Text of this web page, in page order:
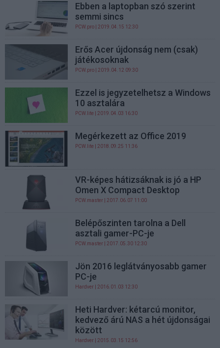
Ebben a laptopban szó szerint
semmi sincs
PCW.pro | 2019.04.15 12:30
Erős Acer újdonság nem (csak)
játékosoknak
PCW.pro | 2019.04.12 09:30
Ezzel is jegyzetelhetsz a Windows
10 asztalára
PCW.lite | 2019.04.03 16:30
Megérkezett az Office 2019
PCW.lite | 2018.09.25 11:36
VR-képes hátizsáknak is jó a HP
Omen X Compact Desktop
PCW.master | 2017.06.07 11:00
Belépőszinten tarolna a Dell
asztali gamer-PC-je
PCW.master | 2017.05.30 12:30
Jön 2016 leglátványosabb gamer
PC-je
Hardver | 2016.01.03 12:30
Heti Hardver: kétarcú monitor,
kedvező árú NAS a hét újdonságai
között
Hardver | 2015.03.15 12:56